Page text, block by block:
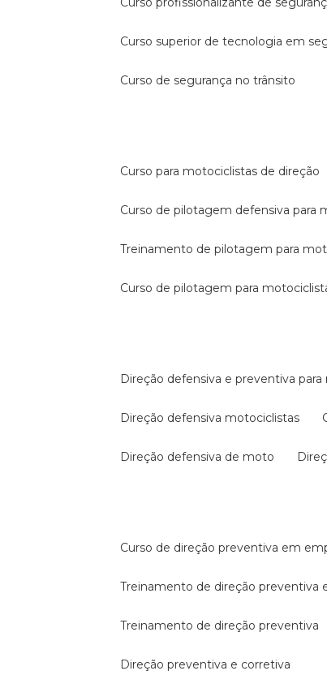
curso superior de tecnologia em
curso de segurança no trânsito
curso para motociclistas de direção
curso de pilotagem defensiva para
treinamento de pilotagem para
curso de pilotagem para
direção defensiva e preventiva
direção defensiva motociclistas
direção defensiva de moto
curso de direção preventiva em
treinamento de direção preventiva
treinamento de direção preventiva
direção preventiva e corretiva